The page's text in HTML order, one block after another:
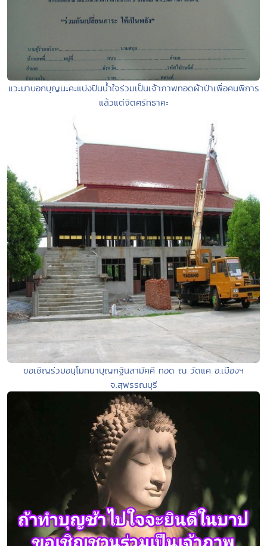
แวะมาบอกบุญนะคะแบ่งปันน้ำใจร่วมเป็นเจ้าภาพทอดผ้าป่าเพื่อคนพิการ
แล้วแต่จิตศรัทธาคะ
ขอเชิญร่วมอนุโมทนาบุญกฐินสามัคคี ทอด ณ วัดแค อ.เมืองฯ
จ.สุพรรณบุรี